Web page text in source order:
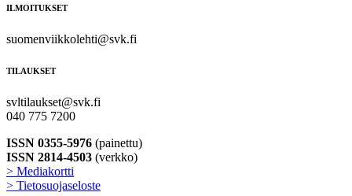
ILMOITUKSET
suomenviikkolehti@svk.fi
TILAUKSET
svltilaukset@svk.fi
040 775 7200
ISSN 0355-5976 (painettu)
ISSN 2814-4503 (verkko)
> Mediakortti
> Tietosuojaseloste